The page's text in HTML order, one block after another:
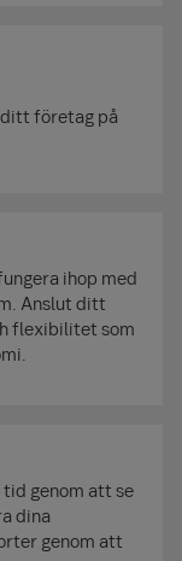
företag på
ihop med
Anslut ditt
flexibilitet som
genom att se
dina
genom att